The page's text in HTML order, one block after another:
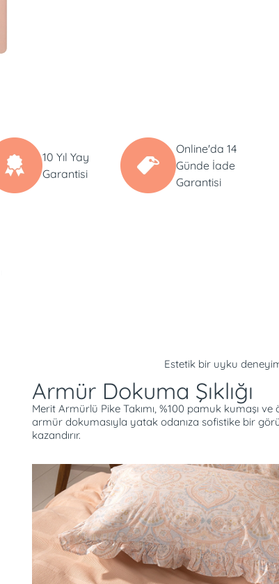
10 Yıl Yay
Garantisi
Online'da 14
Günde İade
Garantisi
Estetik bir uyku
Armür Dokuma Şıklığı
Merit Armürlü Pike Takımı, %100 pamuk kumaşı ve
armür dokumasıyla yatak odanıza sofistike bir
kazandırır.